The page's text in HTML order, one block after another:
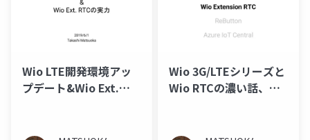
Wio LTE開発環境アッ
プデート&Wio Ext.
Wio 3G/LTEシリーズと
Wio RTCの濃い話、